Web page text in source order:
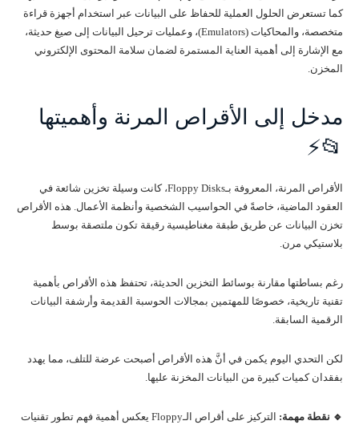
كما تستعرض الحلول العملية للحفاظ على البيانات عبر استخدام أجهزة قراءة
متخصصة، والمحاكيات (Emulators)، وعمليات ترحيل البيانات إلى صيغ حديثة،
مع الإشارة إلى أهمية العناية المستمرة لضمان سلامة المحتوى الإلكتروني
المخزن.
مدخل إلى الأقراص المرنة وأهميتها
📂⚡
الأقراص المرنة، المعروفة بـFloppy Disks، كانت وسيلة تخزين شائعة في
العقود الماضية، خاصةً في الحواسيب الشخصية وأنظمة الأعمال. هذه الأقراص
تخزن البيانات عن طريق طبقة مغناطيسية رقيقة تكون ملتصقة بوسط
بلاستيكي مرن.
رغم بساطتها مقارنة بوسائط التخزين الحديثة، تحتفظ هذه الأقراص بأهمية
تقنية تاريخية، خصوصًا للمهتمين بمجالات الحوسبة القديمة وأرشفة البيانات
الرقمية السابقة.
لكن التحدي اليوم يكمن في أنَّ هذه الأقراص أصبحت عرضة للتلف، مما يهدد
بفقدان كميات كبيرة من البيانات المخزنة عليها.
🔹 نقطة مهمة:
التركيز على أقراص الـFloppy يعكس أهمية فهم تطور تقنيات